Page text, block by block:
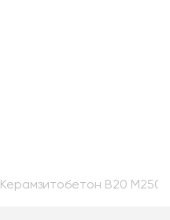
Керамзитобетон В20 М250